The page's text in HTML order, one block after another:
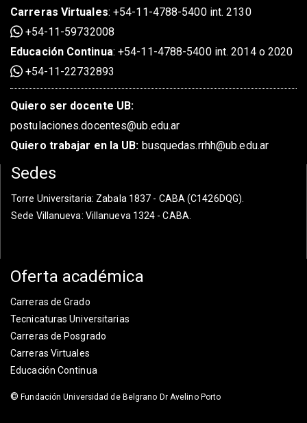
Carreras Virtuales:+54-11-4788-5400 int. 2130
+54-11-59732008
Educación Continua:+54-11-4788-5400 int. 2014 o 2020
+54-11-22732893
Quiero ser docente UB:
postulaciones.docentes@ub.edu.ar
Quiero trabajar en la UB: busquedas.rrhh@ub.edu.ar
Sedes
Torre Universitaria: Zabala 1837 - CABA (C1426DQG).
Sede Villanueva: Villanueva 1324 - CABA.
Oferta académica
Carreras de Grado
Tecnicaturas Universitarias
Carreras de Posgrado
Carreras Virtuales
Educación Continua
© Fundación Universidad de Belgrano Dr Avelino Porto